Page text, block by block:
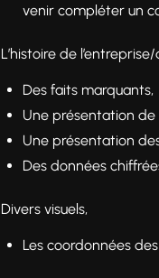
venir compléter un
L’histoire de
Des faits marquants,
Une présentation de
Une présentation
Des données
Divers visuels,
Les coordonnées